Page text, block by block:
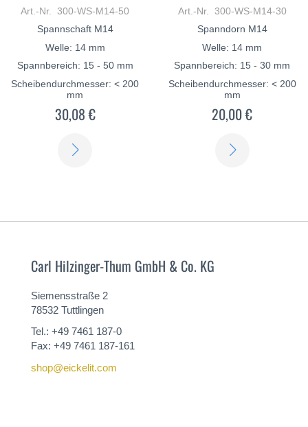
Art.-Nr. 300-WS-M14-50
Spannschaft M14
Welle: 14 mm
Spannbereich: 15 - 50 mm
Scheibendurchmesser: < 200
mm
30,08 €
Art.-Nr. 300-WS-M14-30
Spanndorn M14
Welle: 14 mm
Spannbereich: 15 - 30 mm
Scheibendurchmesser: < 200
mm
20,00 €
Carl Hilzinger-Thum GmbH & Co. KG
Siemensstraße 2
78532 Tuttlingen
Tel.: +49 7461 187-0
Fax: +49 7461 187-161
shop@eickelit.com